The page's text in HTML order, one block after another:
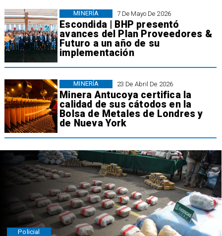
7 De Mayo De 2026
Escondida | BHP presentó
avances del Plan Proveedores &
Futuro a un año de su
implementación
MINERÍA
23 De Abril De 2026
Minera Antucoya certifica la
calidad de sus cátodos en la
Bolsa de Metales de Londres y
de Nueva York
MINERÍA
Policial